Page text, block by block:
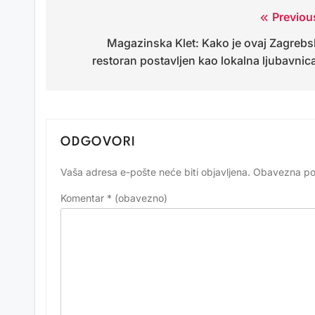
Magazinska Klet: Kako je ovaj
restoran postavljen kao lokalna
ODGOVORI
Vaša adresa e-pošte neće biti objavljena. Obavezna
Komentar * (obavezno)
Alternative: